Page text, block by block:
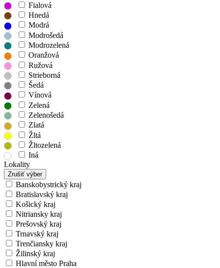
Fialová
Hnedá
Modrá
Modrošedá
Modrozelená
Oranžová
Ružová
Strieborná
Šedá
Vínová
Zelená
Zelenošedá
Zlatá
Žltá
Žltozelená
Iná
Lokality
Zrušiť výber
Banskobystrický kraj
Bratislavský kraj
Košický kraj
Nitriansky kraj
Prešovský kraj
Trnavský kraj
Trenčiansky kraj
Žilinský kraj
Hlavní město Praha